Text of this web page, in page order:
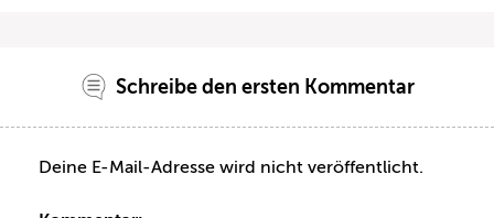
Schreibe den ersten Kommentar
Deine E-Mail-Adresse wird nicht veröffentlicht.